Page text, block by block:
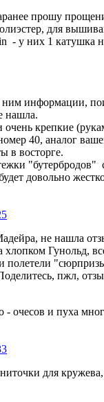
прошу
для
- у них 1
ним информации,
нашла.
крепкие
40, аналог
в восторге.
"бутербродов"
довольно
не нашла
Гунольд,
полетели
пжл,
- очесов и пуха
для